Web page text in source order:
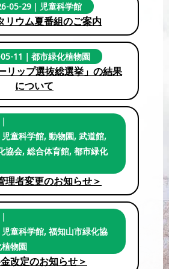
05-29 ｜ 児童科学館
リウム夏番組のご案内
11 ｜ 都市緑化植物園
リップ選抜総選挙」の結果
について
｜
児童科学館, 動物園, 武道館,
協会, 総合体育館, 都市緑化
理者変更のお知らせ＞
｜
児童科学館, 福知山市緑化協
物園
改定のお知らせ＞